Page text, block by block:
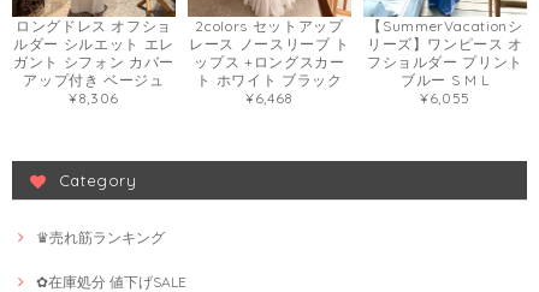
ロングドレス オフショ
ルダー シルエット エレ
ガント シフォン カバー
アップ付き ベージュ
¥8,306
2colors セットアップ
レース ノースリーブ ト
ップス +ロングスカー
ト ホワイト ブラック
¥6,468
【SummerVacationシ
リーズ】ワンピース オ
フショルダー プリント
ブルー S M L
¥6,055
Category
♛売れ筋ランキング
✿在庫処分 値下げSALE